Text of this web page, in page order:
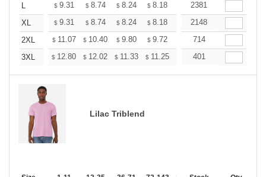
L
$ 9.31 $ 8.74 $ 8.24 $ 8.18 7.80
2381
XL
$ 9.31 $ 8.74 $ 8.24 $ 8.18 7.80
2148
2XL
$ 11.07 $ 10.40 $ 9.80 $ 9.72 9.28
714
3XL
$ 12.80 $ 12.02 $ 11.33 $ 11.25 10.73
401
Lilac Triblend